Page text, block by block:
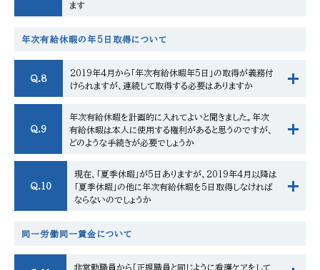
ます
年次有給休暇の年5日取得について
Q.8
2019年4月から「年次有給休暇年5日」の取得が義務付
けられますが、連続して取得する必要はありますか
Q.9
年次有給休暇を計画的に入れてよいと聞きました。年次
有給休暇は本人に使用する権利があると思うのですが、
どのような手続きが必要でしょうか
Q.10
現在、「夏季休暇」が5日ありますが、2019年4月以降は
「夏季休暇」の他に年次有給休暇を5日取得しなければ
ならないのでしょうか
同一労働同一賃金について
非常勤職員から「正規職員と同じように看護ケアをして